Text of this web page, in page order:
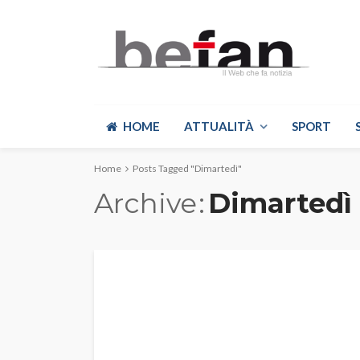
HOME ATTUALITÀ SPORT
Home Posts Tagged "Dimartedì"
Archive Dimartedì